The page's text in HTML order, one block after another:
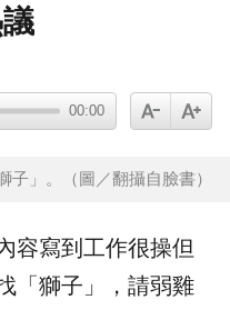
00:00
」。（圖／翻攝自臉書）
容寫到工作很操但
「 獅子 」，請弱雞